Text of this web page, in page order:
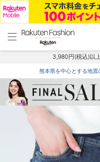
menu home
トップ
3,980円(税込)以
熊本県を中心とする地